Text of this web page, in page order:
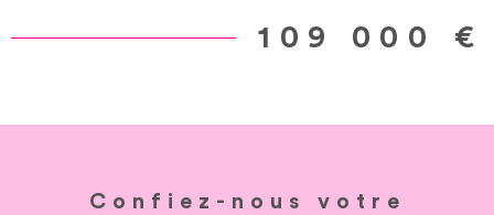
109 000 €
Confiez-nous votre